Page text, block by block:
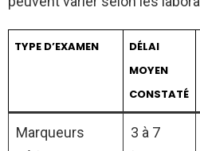
TYPE D’EXAMEN
DÉLAI
MOYEN
CONSTATÉ
Marqueurs
3 à 7